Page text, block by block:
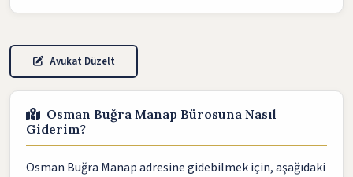
Avukat Düzelt
Osman Buğra Manap Bürosuna Nasıl
Giderim?
Osman Buğra Manap adresine gidebilmek için, aşağıdaki